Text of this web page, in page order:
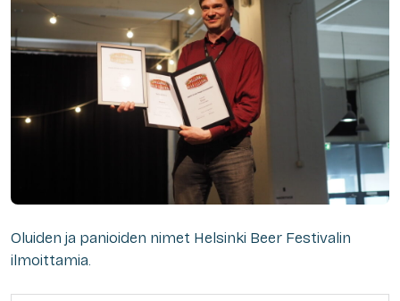
Oluiden ja panioiden nimet Helsinki Beer Festivalin
ilmoittamia.